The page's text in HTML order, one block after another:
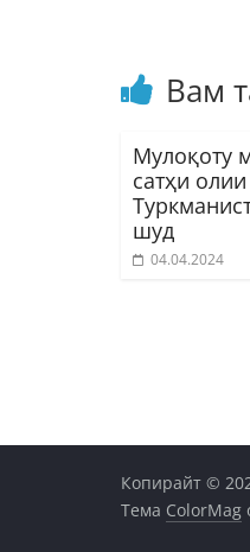
Вам
Мулоқоту
сатҳи
шуд
04.04.2024
Копирайт ©
Тема ColorMag